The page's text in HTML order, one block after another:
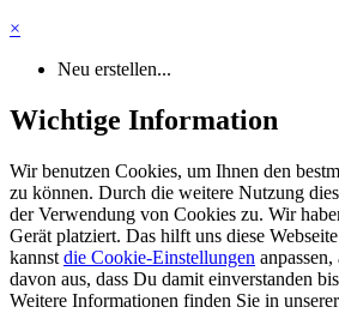
×
Neu erstellen...
Wichtige Information
Wir benutzen Cookies, um Ihnen den
zu können. Durch die weitere Nutzung
der Verwendung von Cookies zu. Wir
Gerät platziert. Das hilft uns diese
kannst die Cookie-Einstellungen
davon aus, dass Du damit einverstanden
Weitere Informationen finden Sie in unserer